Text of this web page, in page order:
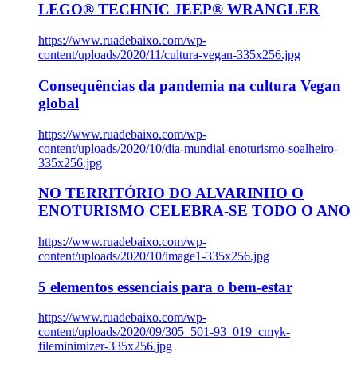
LEGO® TECHNIC JEEP® WRANGLER
https://www.ruadebaixo.com/wp-
content/uploads/2020/11/cultura-vegan-335x256.jpg
Consequências da pandemia na cultura Vegan
global
https://www.ruadebaixo.com/wp-
content/uploads/2020/10/dia-mundial-enoturismo-soalheiro-
335x256.jpg
NO TERRITÓRIO DO ALVARINHO O
ENOTURISMO CELEBRA-SE TODO O ANO
https://www.ruadebaixo.com/wp-
content/uploads/2020/10/image1-335x256.jpg
5 elementos essenciais para o bem-estar
https://www.ruadebaixo.com/wp-
content/uploads/2020/09/305_501-93_019_cmyk-
fileminimizer-335x256.jpg